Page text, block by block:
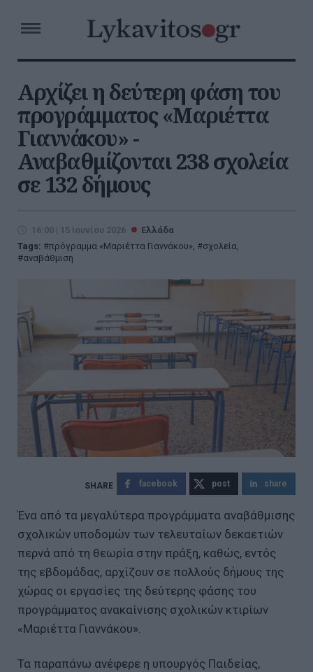
Αρχίζει η δεύτερη φάση του
προγράμματος «Μαριέττα
Γιαννάκου» -
Αναβαθμίζονται 238 σχολεία
σε 132 δήμους
16:00 | 15 Ιουνίου 2026
Ελλάδα
Tags:
πρόγραμμα «Μαριέττα Γιαννάκου», σχολεία,
αναβάθμιση
facebook post share
Ένα από τα μεγαλύτερα προγράμματα αναβάθμισης
σχολικών υποδομών των τελευταίων δεκαετιών
περνά από τη θεωρία στην πράξη, καθώς, εντός
της εβδομάδας, αρχίζουν σε πολλούς δήμους της
χώρας οι εργασίες της δεύτερης φάσης του
προγράμματος ανακαίνισης σχολικών κτιρίων
«Μαριέττα Γιαννάκου».
Τα παραπάνω ανέφερε η υπουργός Παιδείας,